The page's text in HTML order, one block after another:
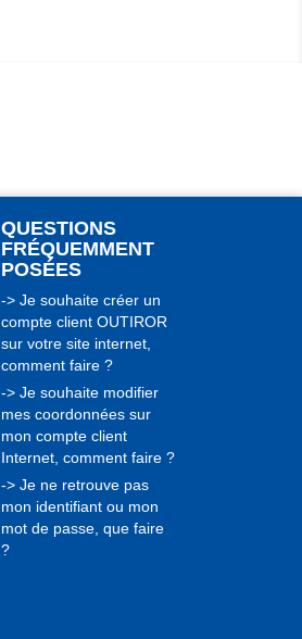
QUESTIONS
FRÉQUEMMENT
POSÉES
-> Je souhaite créer un
compte client OUTIROR
sur votre site internet,
comment faire ?
-> Je souhaite modifier
mes coordonnées sur
mon compte client
Internet, comment faire ?
-> Je ne retrouve pas
mon identifiant ou mon
mot de passe, que faire
?